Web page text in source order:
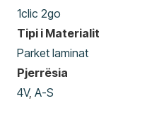
1clic 2go
Tipi i Materialit
Parket laminat
Pjerrësia
4V, A-S